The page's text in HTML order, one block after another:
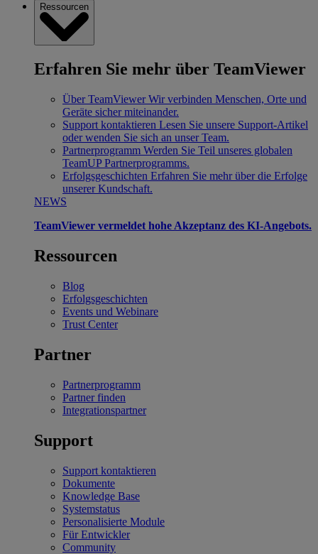
Ressourcen
Erfahren Sie mehr über TeamViewer
Über TeamViewer Wir verbinden Menschen, Orte und
Geräte sicher miteinander.
Support kontaktieren Lesen Sie unsere Support-Artikel
oder wenden Sie sich an unser Team.
Partnerprogramm Werden Sie Teil unseres globalen
TeamUP Partnerprogramms.
Erfolgsgeschichten Erfahren Sie mehr über die Erfolge
unserer Kundschaft.
NEWS
TeamViewer vermeldet hohe Akzeptanz des KI-Angebots.
Ressourcen
Blog
Erfolgsgeschichten
Events und Webinare
Trust Center
Partner
Partnerprogramm
Partner finden
Integrationspartner
Support
Support kontaktieren
Dokumente
Knowledge Base
Systemstatus
Personalisierte Module
Für Entwickler
Community